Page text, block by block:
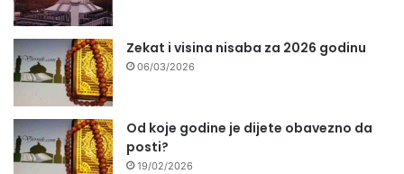
Zekat i visina nisaba za 2026 godinu
06/03/2026
Od koje godine je dijete obavezno da
posti?
19/02/2026